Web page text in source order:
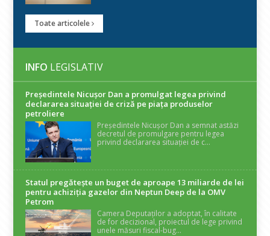
Toate articolele
INFO LEGISLATIV
Președintele Nicuşor Dan a promulgat legea privind
declararea situaţiei de criză pe piaţa produselor
petroliere
Președintele Nicușor Dan a semnat astăzi
decretul de promulgare pentru legea
privind declararea situației de c...
Statul pregătește un buget de aproape 13 miliarde de lei
pentru achiziția gazelor din Neptun Deep de la OMV
Petrom
Camera Deputaților a adoptat, în calitate
de for decizional, proiectul de lege privind
unele măsuri fiscal-bug...